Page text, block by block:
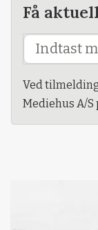
Få
Ved
Mediehus A/